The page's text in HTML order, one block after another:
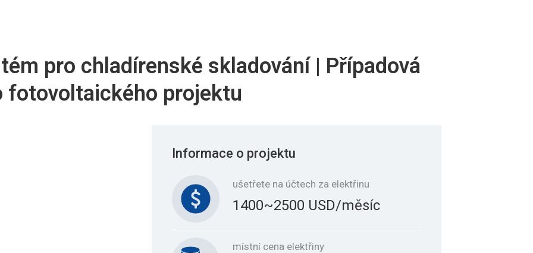
pro chladírenské skladování | Případová
fotovoltaického projektu
Informace o projektu
ušetřete na účtech za elektřinu
1400~2500 USD/měsíc
místní cena elektřiny